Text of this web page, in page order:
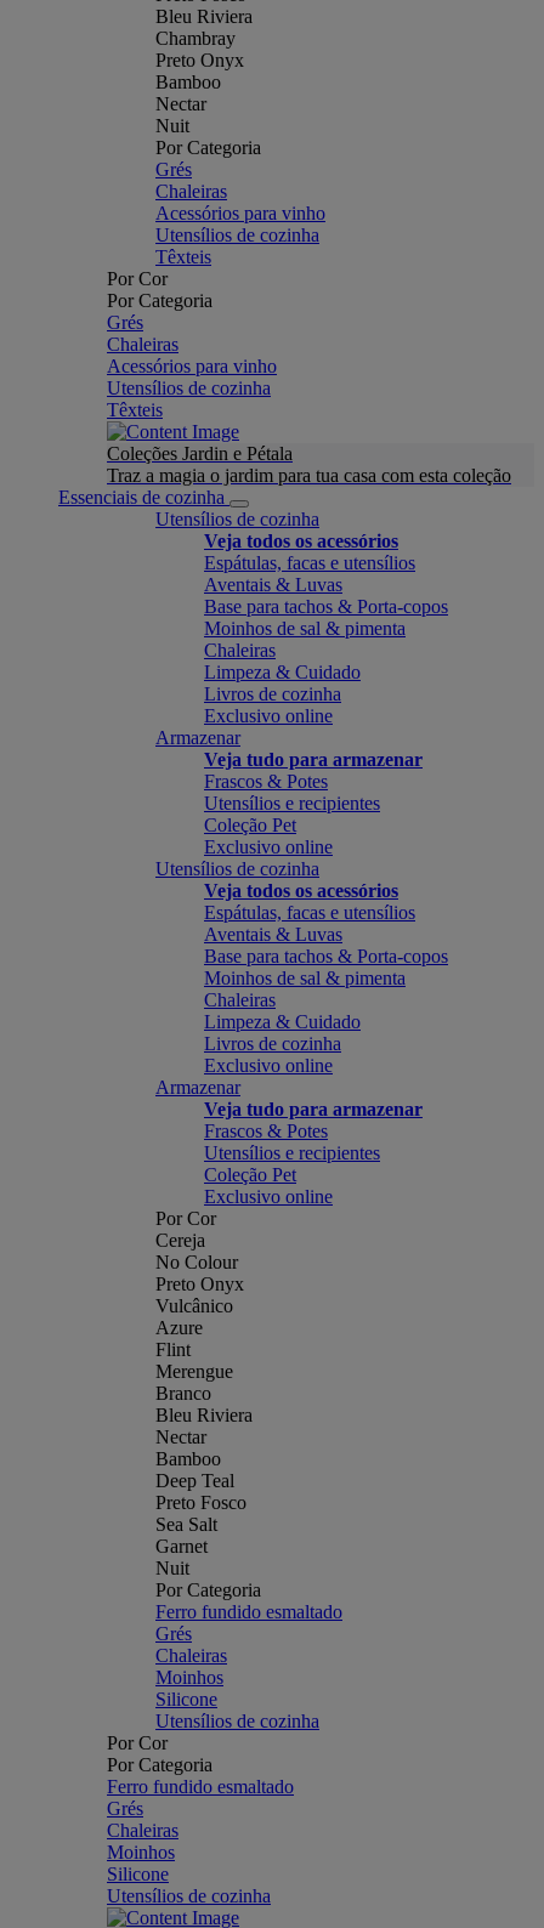
Bleu Riviera
Chambray
Preto Onyx
Bamboo
Nectar
Nuit
Por Categoria
Grés
Chaleiras
Acessórios para vinho
Utensílios de cozinha
Têxteis
Por Cor
Por Categoria
Grés
Chaleiras
Acessórios para vinho
Utensílios de cozinha
Têxteis
Coleções Jardin e Pétala
Traz a magia o jardim para tua casa com esta coleção
Essenciais de cozinha
Utensílios de cozinha
Veja todos os acessórios
Espátulas, facas e utensílios
Aventais & Luvas
Base para tachos & Porta-copos
Moinhos de sal & pimenta
Chaleiras
Limpeza & Cuidado
Livros de cozinha
Exclusivo online
Armazenar
Veja tudo para armazenar
Frascos & Potes
Utensílios e recipientes
Coleção Pet
Exclusivo online
Utensílios de cozinha
Veja todos os acessórios
Espátulas, facas e utensílios
Aventais & Luvas
Base para tachos & Porta-copos
Moinhos de sal & pimenta
Chaleiras
Limpeza & Cuidado
Livros de cozinha
Exclusivo online
Armazenar
Veja tudo para armazenar
Frascos & Potes
Utensílios e recipientes
Coleção Pet
Exclusivo online
Por Cor
Cereja
No Colour
Preto Onyx
Vulcânico
Azure
Flint
Merengue
Branco
Bleu Riviera
Nectar
Bamboo
Deep Teal
Preto Fosco
Sea Salt
Garnet
Nuit
Por Categoria
Ferro fundido esmaltado
Grés
Chaleiras
Moinhos
Silicone
Utensílios de cozinha
Por Cor
Por Categoria
Ferro fundido esmaltado
Grés
Chaleiras
Moinhos
Silicone
Utensílios de cozinha